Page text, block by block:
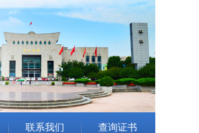
联系我们 查询证书